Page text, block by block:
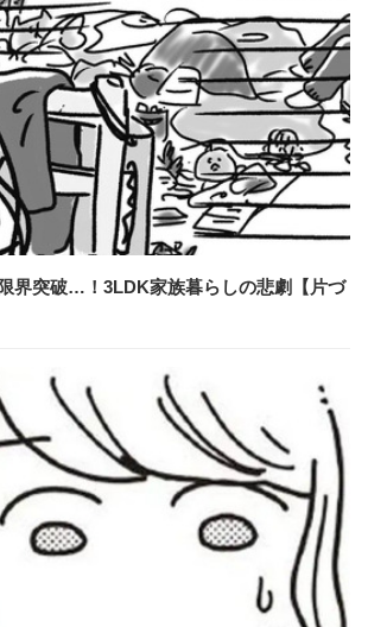
界突破…！3LDK家族暮らしの悲劇【片づ